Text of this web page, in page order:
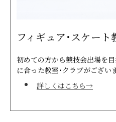
フィギュア・スケート
初めての方から競技会出場を
に合った教室・クラブがござい
詳しくはこちら→